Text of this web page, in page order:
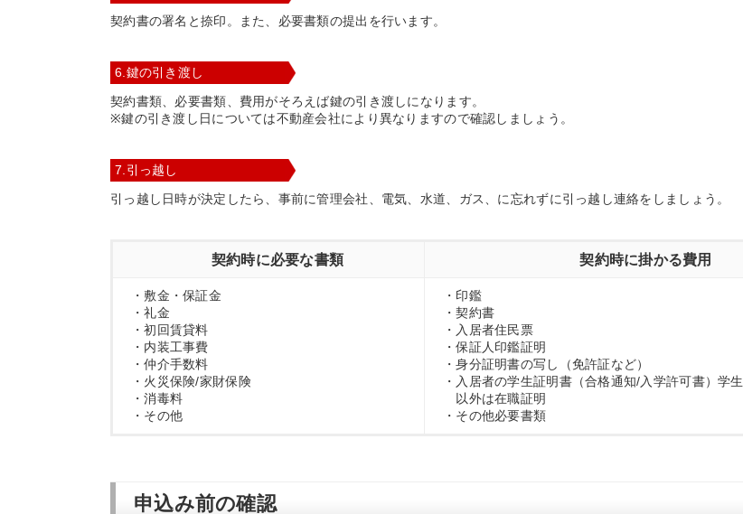
契約書の署名と捺印。また、必要書類の提出を行います。
6.鍵の引き渡し
契約書類、必要書類、費用がそろえば鍵の引き渡しになります。
※鍵の引き渡し日については不動産会社により異なりますので確認しましょう。
7.引っ越し
引っ越し日時が決定したら、事前に管理会社、電気、水道、ガス、に忘れずに引っ越し連絡をしましょう。
契約時に必要な書類 契約時に掛かる費用
・敷金・保証金
・礼金
・初回賃貸料
・内装工事費
・仲介手数料
・火災保険/家財保険
・消毒料
・その他
・印鑑
・契約書
・入居者住民票
・保証人印鑑証明
・身分証明書の写し（免許証など）
・入居者の学生証明書（合格通知/入学許可書）学生
以外は在職証明
・その他必要書類
申込み前の確認